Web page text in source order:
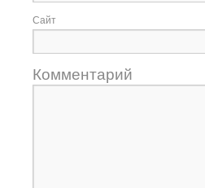
Сайт
Комментарий